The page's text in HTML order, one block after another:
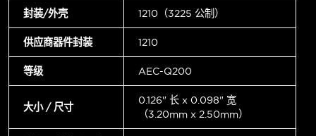
封装/外壳 1210（3225 公制）
供应商器件封装 1210
等级 AEC-Q200
大小 / 尺寸
0.126" 长 x 0.098" 宽
（3.20mm x 2.50mm）